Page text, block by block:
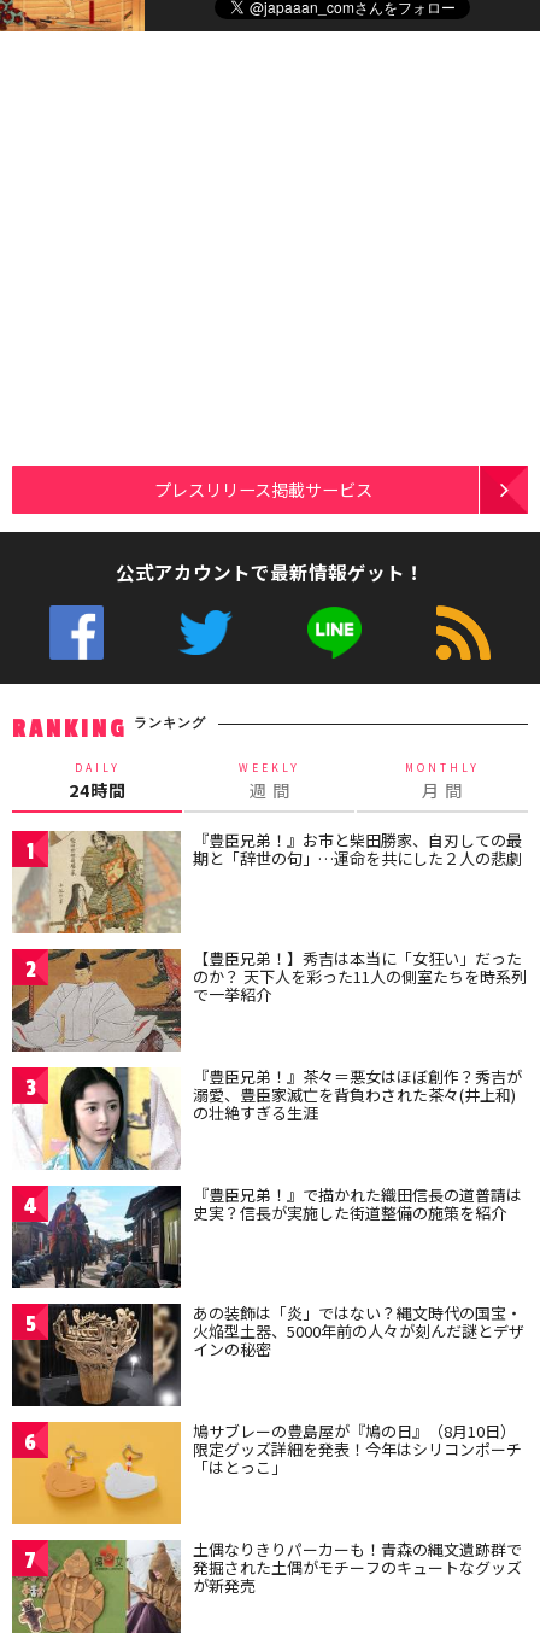
プレスリリース掲載サービス
公式アカウントで最新情報ゲット！
RANKING ランキング
DAILY
24時間
WEEKLY
週 間
MONTHLY
月 間
1 『豊臣兄弟！』お市と柴田勝家、自刃しての最
期と「辞世の句」…運命を共にした２人の悲劇
2 【豊臣兄弟！】秀吉は本当に「女狂い」だった
のか？ 天下人を彩った11人の側室たちを時系列
で一挙紹介
3 『豊臣兄弟！』茶々＝悪女はほぼ創作？秀吉が
溺愛、豊臣家滅亡を背負わされた茶々(井上和)
の壮絶すぎる生涯
4 『豊臣兄弟！』で描かれた織田信長の道普請は
史実？信長が実施した街道整備の施策を紹介
5 あの装飾は「炎」ではない？縄文時代の国宝・
火焔型土器、5000年前の人々が刻んだ謎とデザ
インの秘密
6 鳩サブレーの豊島屋が『鳩の日』（8月10日）
限定グッズ詳細を発表！今年はシリコンポーチ
「はとっこ」
7 土偶なりきりパーカーも！青森の縄文遺跡群で
発掘された土偶がモチーフのキュートなグッズ
が新発売